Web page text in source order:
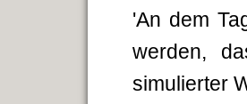
'An dem
werden,
simulierter